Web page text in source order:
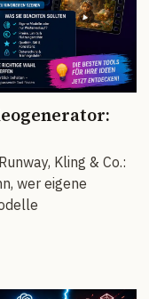
Kling & Co.:
wer eigene